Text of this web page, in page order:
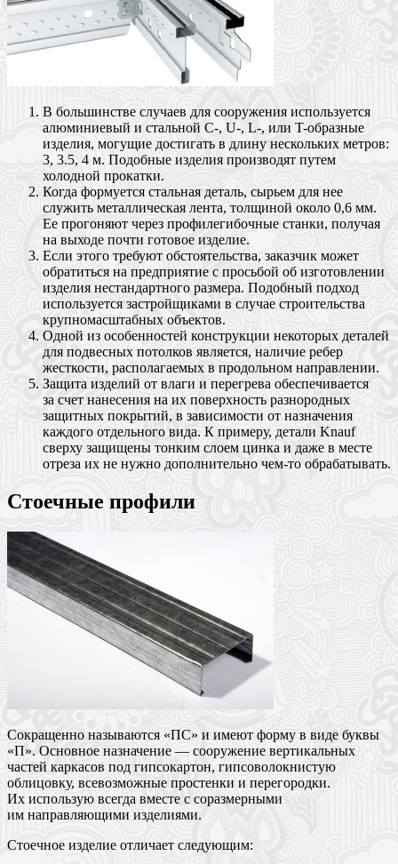
В большинстве случаев для сооружения используется
алюминиевый и стальной C-, U-, L-, или T-образные
изделия, могущие достигать в длину нескольких метров:
3, 3.5, 4 м. Подобные изделия производят путем
холодной прокатки.
Когда формуется стальная деталь, сырьем для нее
служить металлическая лента, толщиной около 0,6 мм.
Ее прогоняют через профилегибочные станки, получая
на выходе почти готовое изделие.
Если этого требуют обстоятельства, заказчик может
обратиться на предприятие с просьбой об изготовлении
изделия нестандартного размера. Подобный подход
используется застройщиками в случае строительства
крупномасштабных объектов.
Одной из особенностей конструкции некоторых деталей
для подвесных потолков является, наличие ребер
жесткости, располагаемых в продольном направлении.
Защита изделий от влаги и перегрева обеспечивается
за счет нанесения на их поверхность разнородных
защитных покрытий, в зависимости от назначения
каждого отдельного вида. К примеру, детали Knauf
сверху защищены тонким слоем цинка и даже в месте
отреза их не нужно дополнительно чем-то обрабатывать.
Стоечные профили
Сокращенно называются «ПС» и имеют форму в виде буквы
«П». Основное назначение — сооружение вертикальных
частей каркасов под гипсокартон, гипсоволокнистую
облицовку, всевозможные простенки и перегородки.
Их использую всегда вместе с соразмерными
им направляющими изделиями.
Стоечное изделие отличает следующим: